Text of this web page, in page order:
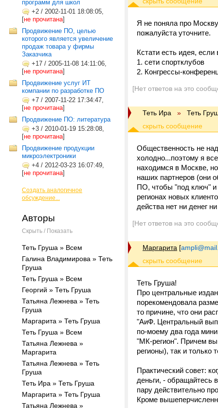
программ для школ
+2 / 2002-11-01 18:08:05,
[не прочитана]
Продвижение ПО, целью
которого является увеличение
продаж товара у фирмы
Заказчика
+17 / 2005-11-08 14:11:06,
[не прочитана]
Продвижение услуг ИТ
компании по разработке ПО
+7 / 2007-11-22 17:34:47,
[не прочитана]
Продвижение ПО: литература
+3 / 2010-01-19 15:28:08,
[не прочитана]
Продвижение продукции
микроэлектроники
+4 / 2012-03-23 16:07:49,
[не прочитана]
Создать аналогичное
обсуждение...
Авторы
Скрыть / Показать
Теть Груша » Всем
Галина Владимирова » Теть
Груша
Теть Груша » Всем
Георгий » Теть Груша
Татьяна Лежнева » Теть
Груша
Маргарита » Теть Груша
Теть Груша » Всем
Татьяна Лежнева »
Маргарита
Татьяна Лежнева » Теть
Груша
Теть Ира » Теть Груша
Маргарита » Теть Груша
Татьяна Лежнева »
Я не поняла про
пожалуйста уточните.
Кстати есть идея,
1. сети спортклубов
2. Конгрессы-
[Нет ответов на это
Теть Ира » Теть
Общественность не
холодно...поэтому я
находимся в Москве,
наших партнеров (они
ПО, чтобы "под ключ" и
регионах новых
действа нет ни денег
[Нет ответов на это
Маргарита [
Теть Груша!
Про центральные
порекомендовала
то причине, что они
"АиФ. Центральный
по-моему два года
"МК-регион". Причем
регионы), так и только
Практический совет:
деньги, - обращайтесь
пару действительно
Кроме